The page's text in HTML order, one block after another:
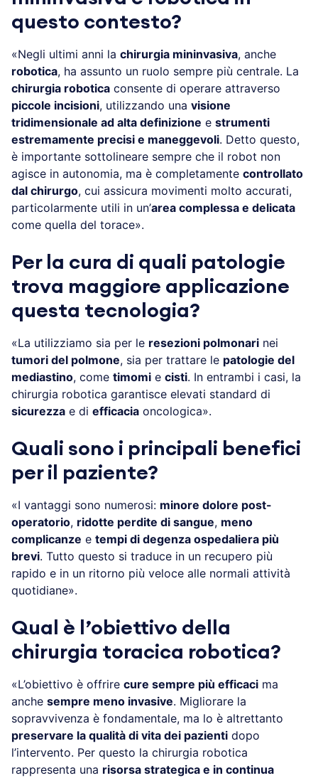
questo contesto?
«Negli ultimi anni la chirurgia mininvasiva, anche
robotica, ha assunto un ruolo sempre più centrale. La
chirurgia robotica consente di operare attraverso
piccole incisioni, utilizzando una visione
tridimensionale ad alta definizione e strumenti
estremamente precisi e maneggevoli. Detto questo,
è importante sottolineare sempre che il robot non
agisce in autonomia, ma è completamente controllato
dal chirurgo, cui assicura movimenti molto accurati,
particolarmente utili in un’area complessa e delicata
come quella del torace».
Per la cura di quali patologie
trova maggiore applicazione
questa tecnologia?
«La utilizziamo sia per le resezioni polmonari nei
tumori del polmone, sia per trattare le patologie del
mediastino, come timomi e cisti. In entrambi i casi, la
chirurgia robotica garantisce elevati standard di
sicurezza e di efficacia oncologica».
Quali sono i principali benefici
per il paziente?
«I vantaggi sono numerosi: minore dolore post-
operatorio, ridotte perdite di sangue, meno
complicanze e tempi di degenza ospedaliera più
brevi. Tutto questo si traduce in un recupero più
rapido e in un ritorno più veloce alle normali attività
quotidiane».
Qual è l’obiettivo della
chirurgia toracica robotica?
«L’obiettivo è offrire cure sempre più efficaci ma
anche sempre meno invasive. Migliorare la
sopravvivenza è fondamentale, ma lo è altrettanto
preservare la qualità di vita dei pazienti dopo
l’intervento. Per questo la chirurgia robotica
rappresenta una risorsa strategica e in continua